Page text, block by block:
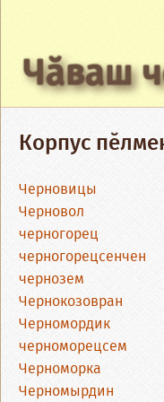
Чӑваш
Корпус
Черновицы
Черновол
черногорец
черногорецсенчен
чернозем
Чернокозовран
Черномордик
черноморецсем
Черноморка
Черномырдин